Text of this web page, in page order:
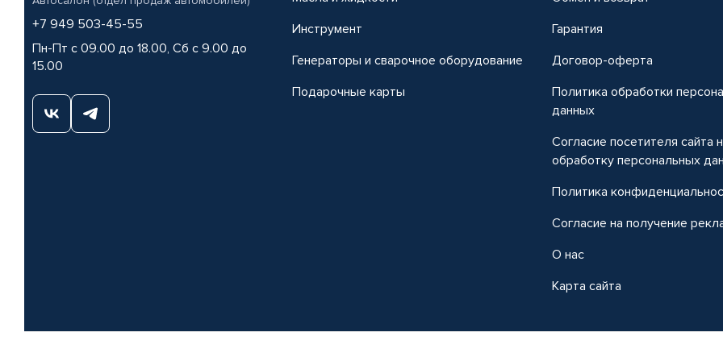
+7 949 503-45-55
Пн-Пт с 09.00 до 18.00, Сб с 9.00 до
15.00
Инструмент
Генераторы и сварочное оборудование
Подарочные карты
Гарантия
Договор-оферта
Политика обработки
данных
Согласие посетителя сайта
обработку персональных
Политика
Согласие на получение
О нас
Карта сайта